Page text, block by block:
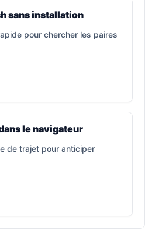
sans installation
pour chercher les paires
le navigateur
de trajet pour anticiper